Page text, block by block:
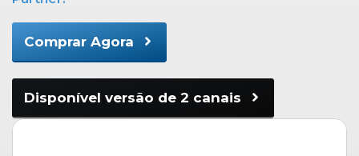
Comprar Agora
Disponível versão de 2 canais